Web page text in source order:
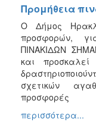
Προμήθεια
Ο Δήμος
προσφορών,
ΠΙΝΑΚΙΔΩΝ
και προσκαλεί
σχετικών
προσφορές
περισσότερα...